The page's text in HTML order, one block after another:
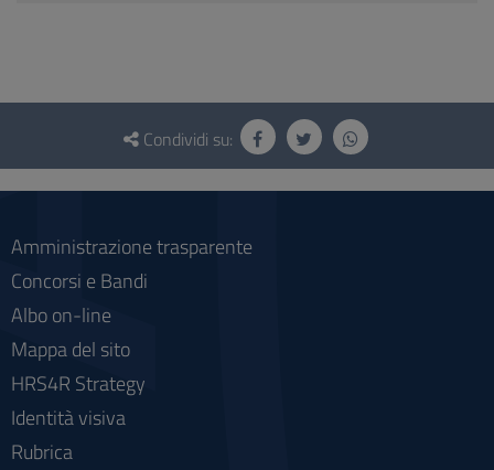
Questionario
social
Condividi su:
Amministrazione trasparente
Concorsi e Bandi
Albo on-line
Mappa del sito
HRS4R Strategy
Identità visiva
Rubrica